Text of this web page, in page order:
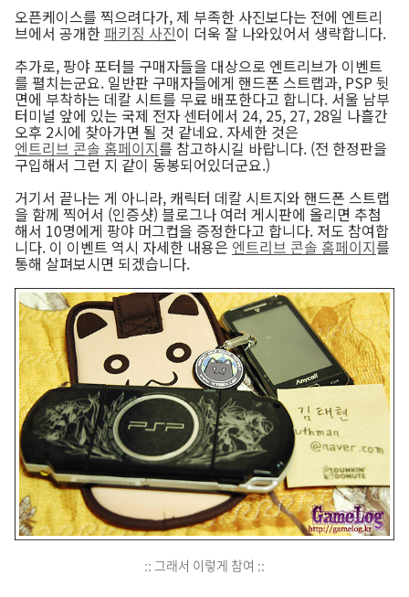
오픈케이스를 찍으려다가, 제 부족한 사진보다는 전에 엔트리
브에서 공개한패키징 사진이 더욱 잘 나와있어서 생략합니다.
추가로, 팡야 포터블 구매자들을 대상으로 엔트리브가 이벤트
를 펼치는군요. 일반판 구매자들에게 핸드폰 스트랩과, PSP 뒷
면에 부착하는 데칼 시트를 무료 배포한다고 합니다. 서울 남부
터미널 앞에 있는 국제 전자 센터에서 24, 25, 27, 28일 나흘간
오후 2시에 찾아가면 될 것 같네요. 자세한 것은
엔트리브 콘솔 홈페이지를 참고하시길 바랍니다. (전 한정판을
구입해서 그런 지 같이 동봉되어있더군요.)
거기서 끝나는 게 아니라, 캐릭터 데칼 시트지와 핸드폰 스트랩
을 함께 찍어서 (인증샷) 블로그나 여러 게시판에 올리면 추첨
해서 10명에게 팡야 머그컵을 증정한다고 합니다. 저도 참여합
니다. 이 이벤트 역시 자세한 내용은 엔트리브 콘솔 홈페이지를
통해 살펴보시면 되겠습니다.
:: 그래서 이렇게 참여 ::